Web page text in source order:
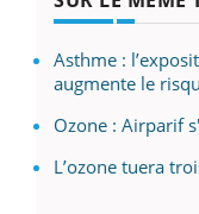
Asthme :
augmente le
Ozone : Airparif
L’ozone tuera